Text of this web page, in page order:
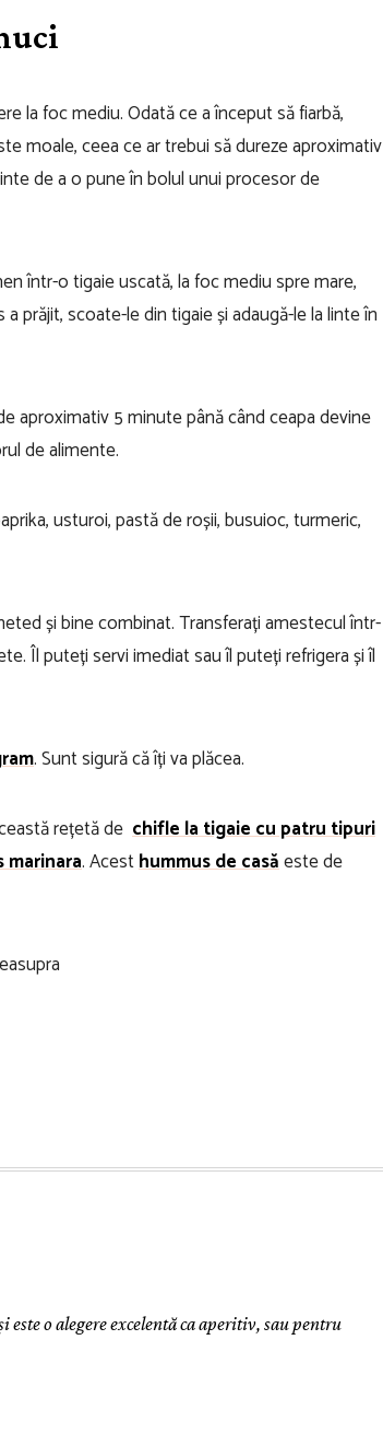
la foc mediu. Odată ce a început să fiarbă,
moale, ceea ce ar trebui să dureze aproximativ
de a o pune în bolul unui procesor de
într-o tigaie uscată, la foc mediu spre mare,
prăjit, scoate-le din tigaie și adaugă-le la linte în
aproximativ 5 minute până când ceapa devine
de alimente.
usturoi, pastă de roșii, busuioc, turmeric,
și bine combinat. Transferați amestecul într-
Îl puteți servi imediat sau îl puteți refrigera și îl
. Sunt sigură că îți va plăcea.
rețetă de chifle la tigaie cu patru tipuri
marinara. Acesthummus de casăeste de
o alegere excelentă ca aperitiv, sau pentru